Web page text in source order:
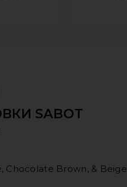
SABOT
Chocolate Brown, & Beige